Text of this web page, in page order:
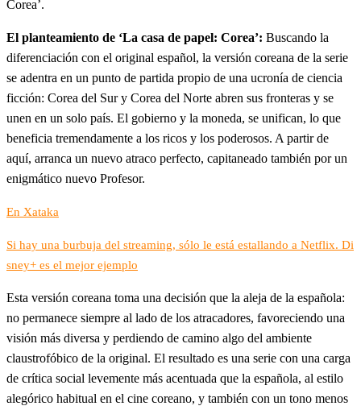
Corea’.
El planteamiento de ‘La casa de papel: Corea’: Buscando la
diferenciación con el original español, la versión coreana de la serie
se adentra en un punto de partida propio de una ucronía de ciencia
ficción: Corea del Sur y Corea del Norte abren sus fronteras y se
unen en un solo país. El gobierno y la moneda, se unifican, lo que
beneficia tremendamente a los ricos y los poderosos. A partir de
aquí, arranca un nuevo atraco perfecto, capitaneado también por un
enigmático nuevo Profesor.
En Xataka
Si hay una burbuja del streaming, sólo le está estallando a Netflix. Di
sney+ es el mejor ejemplo
Esta versión coreana toma una decisión que la aleja de la española:
no permanece siempre al lado de los atracadores, favoreciendo una
visión más diversa y perdiendo de camino algo del ambiente
claustrofóbico de la original. El resultado es una serie con una carga
de crítica social levemente más acentuada que la española, al estilo
alegórico habitual en el cine coreano, y también con un tono menos